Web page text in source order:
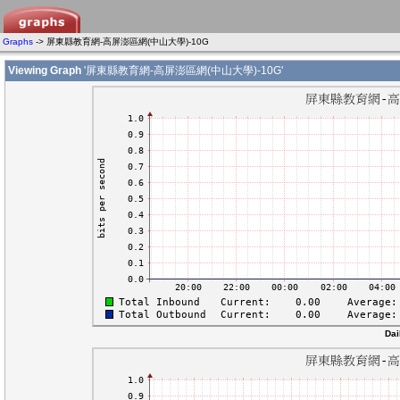
Graphs -> 屏東縣教育網-高屏澎區網(中山大學)-10G
Viewing Graph '屏東縣教育網-高屏澎區網(中山大學)-10G'